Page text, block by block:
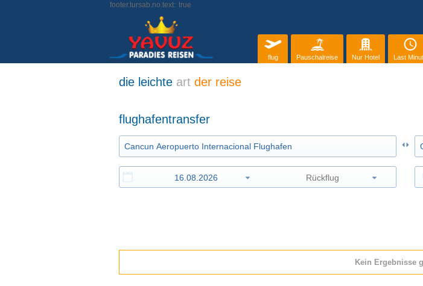
footer.tursab.no.text: true
flug Pauschalreise Nur Hotel Last
die leichte art der reise
flughafentransfer
Kein Ergebnisse